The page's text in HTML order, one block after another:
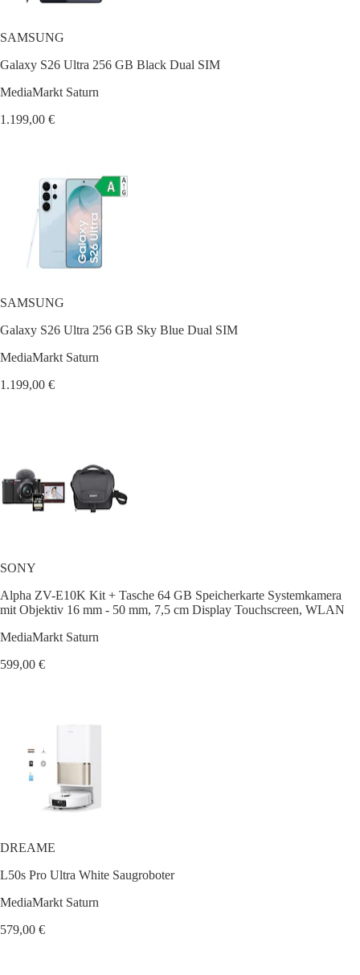
SAMSUNG
Galaxy S26 Ultra 256 GB Black Dual SIM
MediaMarkt Saturn
1.199,00 €
SAMSUNG
Galaxy S26 Ultra 256 GB Sky Blue Dual SIM
MediaMarkt Saturn
1.199,00 €
SONY
Alpha ZV-E10K Kit + Tasche 64 GB Speicherkarte Systemkamera
mit Objektiv 16 mm - 50 mm, 7,5 cm Display Touchscreen, WLAN
MediaMarkt Saturn
599,00 €
DREAME
L50s Pro Ultra White Saugroboter
MediaMarkt Saturn
579,00 €